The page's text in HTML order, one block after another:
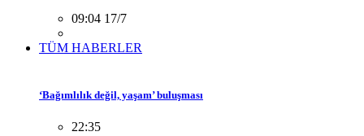
09:04 17/7
TÜM HABERLER
‘Bağımlılık değil, yaşam’ buluşması
22:35